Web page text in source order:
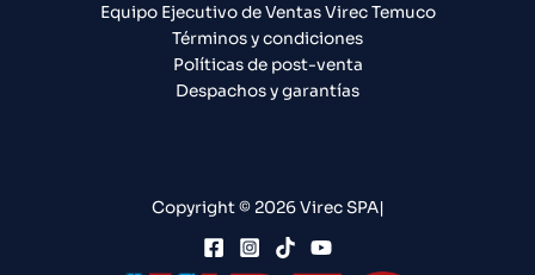
Equipo Ejecutivo de Ventas Virec Temuco
Términos y condiciones
Políticas de post-venta
Despachos y garantías
Copyright © 2026 Virec SPA|